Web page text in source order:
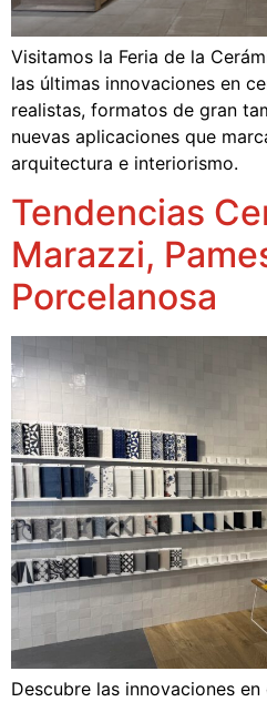
Visitamos la Feria de la
las últimas innovaciones en
realistas, formatos de gran
nuevas aplicaciones que
arquitectura e interiorismo.
Tendencias
Marazzi,
Porcelanosa
Descubre las innovaciones